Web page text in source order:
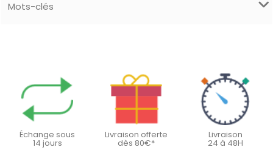
Mots-clés
Échange sous
14 jours
Livraison offerte
dès 80€*
Livraison
24 à 48H